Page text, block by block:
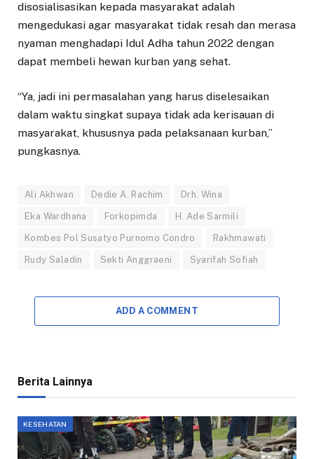
disosialisasikan kepada masyarakat adalah
mengedukasi agar masyarakat tidak resah dan merasa
nyaman menghadapi Idul Adha tahun 2022 dengan
dapat membeli hewan kurban yang sehat.
“Ya, jadi ini permasalahan yang harus diselesaikan
dalam waktu singkat supaya tidak ada kerisauan di
masyarakat, khususnya pada pelaksanaan kurban,”
pungkasnya.
Ali Akhwan Dedie A. Rachim Drh. Wina
Eka Wardhana Forkopimda H. Ade Sarmili
Kombes Pol Susatyo Purnomo Condro Rakhmawati
Rudy Saladin Sekti Anggraeni Syarifah Sofiah
ADD A COMMENT
Berita Lainnya
KESEHATAN